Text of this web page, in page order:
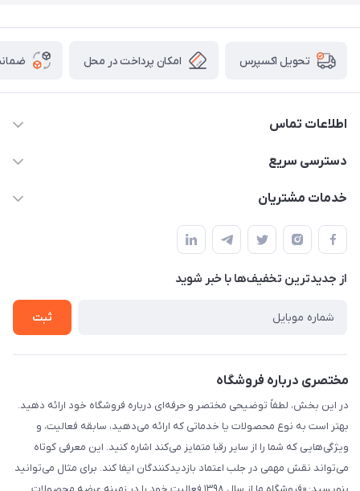
T515
تحویل اکسپرس امکان پرداخت در محل
اطلاعات تماس
09332394024-09120346631
دسترسی سریع
حساب کاربری
لیست محصولات
درباره ما
خدمات مشتریان
قوانین و مقررات
حریم خصوصی
راهنما
از جدید‌ترین تخفیف‌ها با‌ خبر شوید
ثبت
مختصری درباره فروشگاه
در این بخش، لطفاً توضیحی مختصر و حرفه‌ای درباره فروشگاه خود ارائه دهید.
بهتر است به نوع محصولات یا خدماتی که ارائه می‌دهید، سابقه فعالیت، و
ویژگی‌هایی که شما را از سایر رقبا متمایز می‌کند اشاره کنید. این معرفی کوتاه
می‌تواند نقش مهمی در جلب اعتماد بازدیدکنندگان ایفا کند. برای مثال می‌توانید